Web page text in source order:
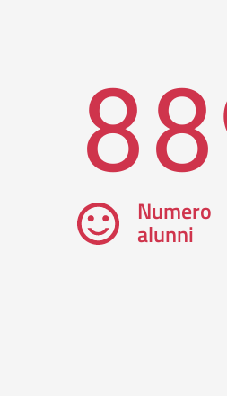
Numero
alunni